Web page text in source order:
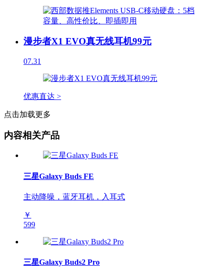
漫步者X1 EVO真无线耳机99元
07.31
优惠直达 >
点击加载更多
内容相关产品
三星Galaxy Buds FE
主动降噪，蓝牙耳机，入耳式
￥
599
三星Galaxy Buds2 Pro